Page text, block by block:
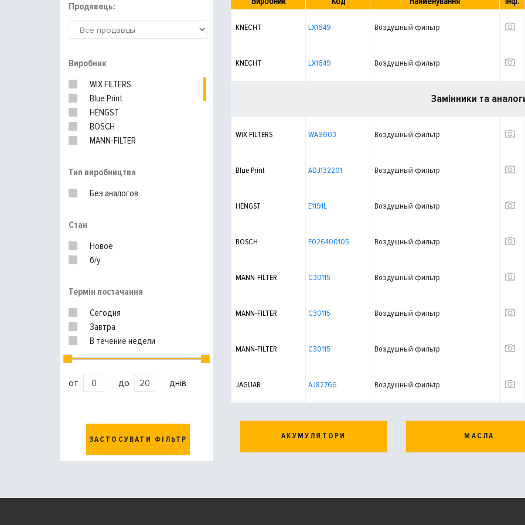
Продавець:
Виробник
WIX FILTERS
Blue Print
HENGST
BOSCH
MANN-FILTER
Тип виробництва
Без аналогов
Стан
Новое
б/у
Термін постачання
Сегодня
Завтра
В течение недели
от до днів
ЗАСТОСУВАТИ ФІЛЬТР
KNECHT LX1649 Воздушный фильтр
KNECHT LX1649 Воздушный фильтр
Замінники та
WIX FILTERS WA9603 Воздушный фильтр
Blue Print ADJ132201 Воздушный фильтр
HENGST E1191L Воздушный фильтр
BOSCH F026400105 Воздушный фильтр
MANN-FILTER C30115 Воздушный фильтр
MANN-FILTER C30115 Воздушный фильтр
MANN-FILTER C30115 Воздушный фильтр
JAGUAR AJ82766 Воздушный фильтр
АКУМУЛЯТОРИ МАСЛА